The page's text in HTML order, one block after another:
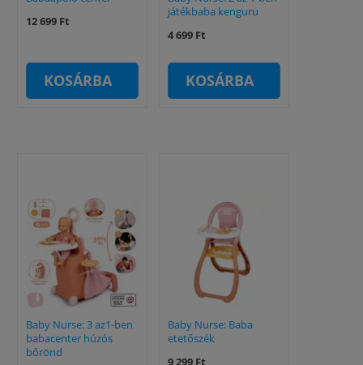
12 699 Ft
KOSÁRBA
játékbaba kenguru
4 699 Ft
KOSÁRBA
Baby Nurse: 3 az1-ben
babacenter húzós
bőrönd
Baby Nurse: Baba
etetőszék
9 299 Ft